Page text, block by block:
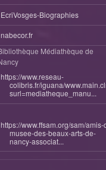
EcriVosges-Biographies
nabecor.fr
Médiathèque de
https://www.reseau-
colibris.fr/iguana/
surl=mediatheque_manu...
https://www.ffsam.org/sam/amis-
musee-des-beaux-arts-de-
nancy-associat...